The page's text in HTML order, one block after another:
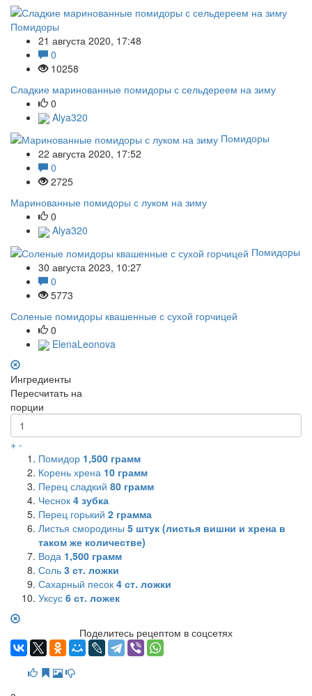
Помидоры
21 августа 2020, 17:48
0
10258
Сладкие маринованные помидоры с сельдереем на зиму
0
Alya320
Помидоры
22 августа 2020, 17:52
0
2725
Маринованные помидоры с луком на зиму
0
Alya320
Помидоры
30 августа 2023, 10:27
0
5773
Соленые помидоры квашенные с сухой горчицей
0
ElenaLeonova
Ингредиенты
Пересчитать на
порции
+ -
Помидор 1,500 грамм
Корень хрена 10 грамм
Перец сладкий 80 грамм
Чеснок 4 зубка
Перец горький 2 грамма
Листья смородины 5 штук (листья вишни и хрена в
таком же количестве)
Вода 1,500 грамм
Соль 3 ст. ложки
Сахарный песок 4 ст. ложки
Уксус 6 ст. ложек
Поделитесь рецептом в соцсетях